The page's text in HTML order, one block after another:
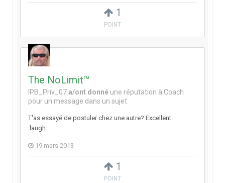
1
POINT
1
POINT
The NoLimit™
IPB_Priv_07a/ont donné une réputation à Coach
pour un message dans un sujet
T'as essayé de postuler chez une autre? Excellent.
:laugh:
19 mars 2013